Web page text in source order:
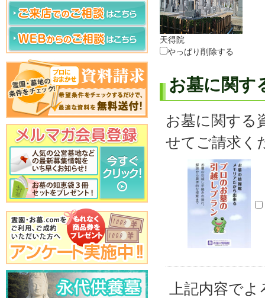
天得院
やっぱり削除する
お墓に関す
お墓に関する
せてご請求く
上記内容で